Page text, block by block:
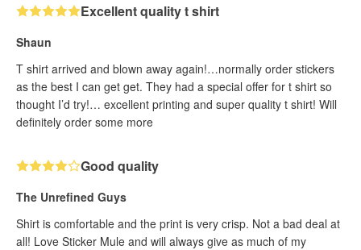
Excellent quality t shirt
Shaun
T shirt arrived and blown away again!…normally order stickers
as the best I can get get. They had a special offer for t shirt so
thought I’d try!… excellent printing and super quality t shirt! Will
definitely order some more
Good quality
The Unrefined Guys
Shirt is comfortable and the print is very crisp. Not a bad deal at
all! Love Sticker Mule and will always give as much of my